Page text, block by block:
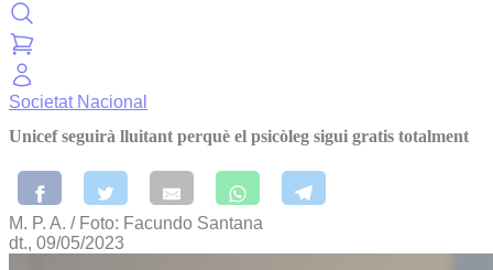
Societat Nacional
Unicef seguirà lluitant perquè el psicòleg sigui gratis totalment
M. P. A. / Foto: Facundo Santana
dt., 09/05/2023